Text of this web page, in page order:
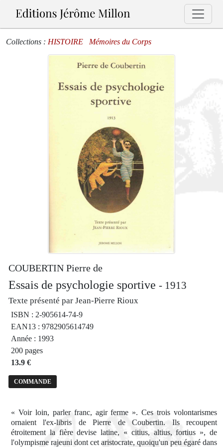
Collections : HISTOIRE Mémoires du Corps
COUBERTIN Pierre de
Essais de psychologie sportive - 1913
Texte présenté par Jean-Pierre Rioux
ISBN : 2-905614-74-9
EAN13 : 9782905614749
Année : 1993
200 pages
13.9 €
COMMANDE
« Voir loin, parler franc, agir ferme ». Ces trois volontarismes
ornaient l'ex-libris de Pierre de Coubertin. Ils recoupent
étroitement la fière devise latine, « citius, altius, fortius », de
l'olympisme rajeuni dont cet aristocrate, quoiqu'un peu égaré dans